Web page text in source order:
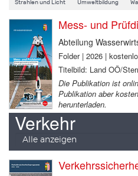
Strahlen und Licht Umweltbildung
Mess- und
Abteilung
Folder | 2026 |
Titelbild: Land OÖ/
Die Publikation ist
Publikation aber
herunterladen.
Verkehr
Alle anzeigen